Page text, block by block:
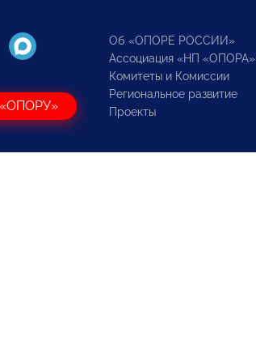
Об «ОПОРЕ РОССИИ»
Ассоциация «НП «ОПОРА»
Комитеты и Комиссии
Региональное развитие
Проекты